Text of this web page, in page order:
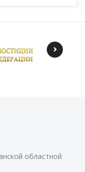
областной